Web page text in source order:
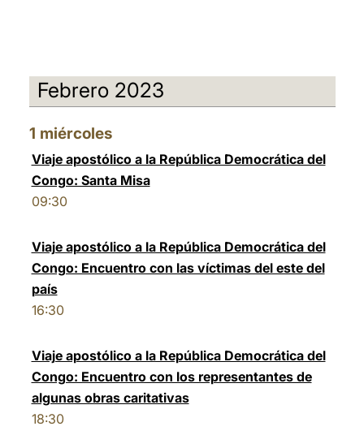
Febrero 2023
1 miércoles
Viaje apostólico a la República Democrática del
Congo: Santa Misa
09:30
Viaje apostólico a la República Democrática del
Congo: Encuentro con las víctimas del este del
país
16:30
Viaje apostólico a la República Democrática del
Congo: Encuentro con los representantes de
algunas obras caritativas
18:30